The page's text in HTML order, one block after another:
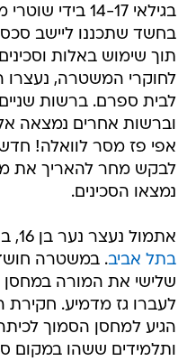
בגילאי 14-17
בחשד שתכננו ליישב
תוך שימוש באלות
לחוקרי המשטרה, נעצרו
לבית ספרם. ברשות
וברשות אחרים נמצאה
אפי פז מסר לוואלה!
לבקש מחר להאריך את
נמצאו הסכינים.
אתמול נעצר נער בן 16, בחשד
בתל אביב. במשטרה
שלישי את המורה במחסן
לעברו גז מדמיע.
הגיע למחסן הסמוך
ותלמידים ששהו במקום